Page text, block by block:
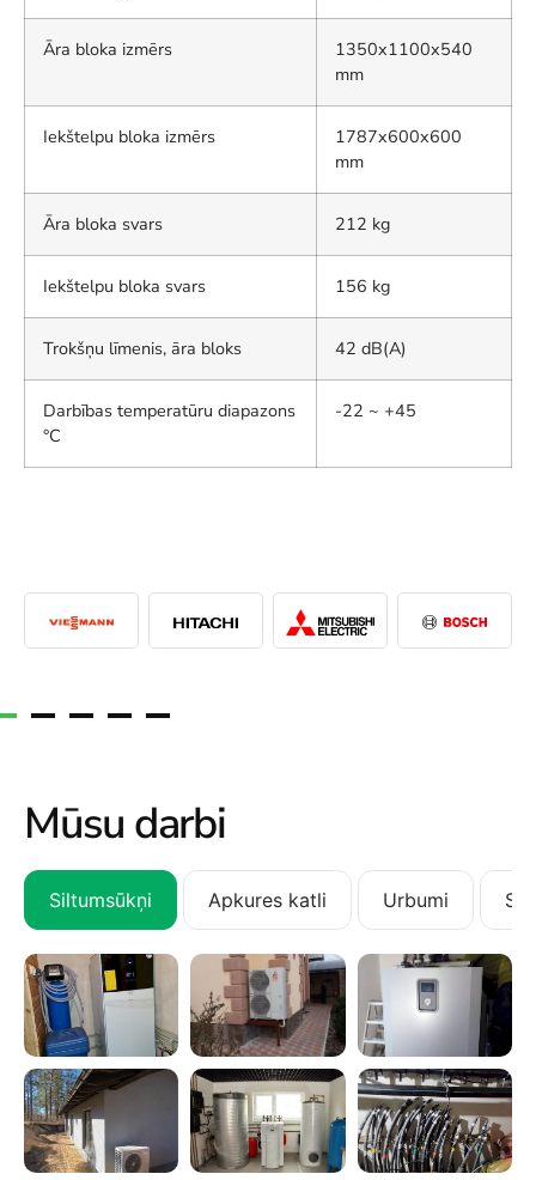
Āra bloka izmērs
1350x1100x540
mm
Iekštelpu bloka izmērs
1787x600x600
mm
Āra bloka svars 212 kg
Iekštelpu bloka svars 156 kg
Trokšņu līmenis, āra bloks 42 dB(A)
Darbības temperatūru diapazons
°C
-22 ~ +45
Mūsu darbi
Siltumsūkņi Apkures katli Urbumi